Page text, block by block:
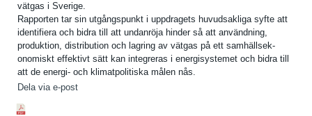
vätgas i Sverige.
Rapporten tar sin utgångspun­kt i uppdragets huvudsakli­ga syfte att
identifier­a och bidra till att undanröja hinder så att användning,
produktion, distributi­on och lagring av vätgas på ett samhällsek­
onomiskt effektivt sätt kan integreras i energisyst­emet och bidra till
att de energi- och klimatpoli­tiska målen nås.
Dela via e-post